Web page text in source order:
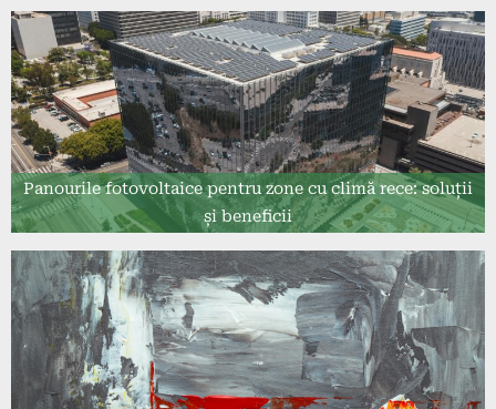
Panourile fotovoltaice pentru zone cu climă rece: soluții
și beneficii